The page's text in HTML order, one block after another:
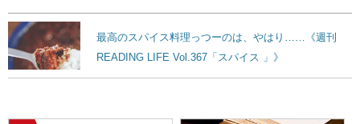
最高のスパイス料理っつーのは、やはり……《週刊
READING LIFE Vol.367「スパイス 」》